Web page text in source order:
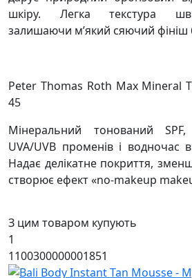
шкіру. Легка текстура
залишаючи м’який сяючий фініш
Peter Thomas Roth Max Mineral
45
Мінеральний тонований
UVA/UVB променів і водночас
Надає делікатне покриття,
створює ефект «no-makeup
З цим товаром купують
1
1100300000001851